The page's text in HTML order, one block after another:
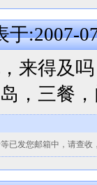
:2007-
来得及
，三餐
已发您邮箱中，请查收